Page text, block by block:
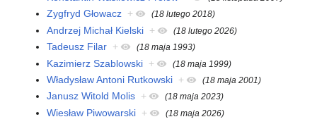
Zygfryd Głowacz + (18 lutego 2018)
Andrzej Michał Kielski + (18 lutego 2026)
Tadeusz Filar + (18 maja 1993)
Kazimierz Szablowski + (18 maja 1999)
Władysław Antoni Rutkowski + (18 maja 2001)
Janusz Witold Molis + (18 maja 2023)
Wiesław Piwowarski + (18 maja 2026)